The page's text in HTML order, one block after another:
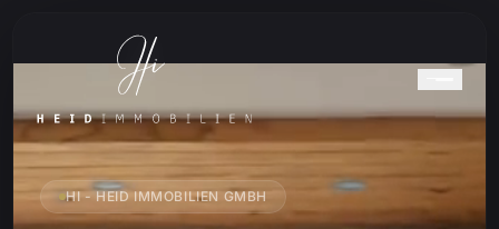
HI - HEID IMMOBILIEN GMBH